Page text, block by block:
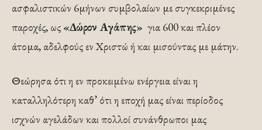
ασφαλιστικών 6μήνων συμβολαίων με συγκεκριμένες
παροχές, ως «Δώρον Αγάπης» για 600 και πλέον
άτομα, αδελφούς εν Χριστώ ή και μισούντας με μάτην.
Θεώρησα ότι η εν προκειμένω ενέργεια είναι η
καταλληλότερη καθ’ ότι η εποχή μας είναι περίοδος
ισχνών αγελάδων και πολλοί συνάνθρωποι μας